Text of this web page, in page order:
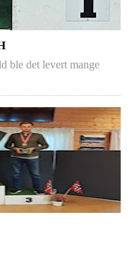
ble det levert mange